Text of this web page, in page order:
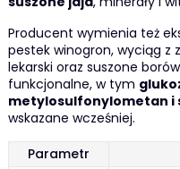
Producent wymienia też
pestek winogron, wyciąg z
lekarski oraz suszone
funkcjonalne, w tym
metylosulfonylometan i
wskazane wcześniej.
Parametr